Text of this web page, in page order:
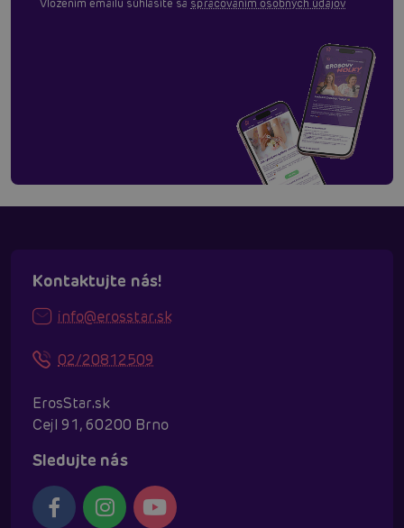
Vložením emailu súhlasíte sa spracovaním osobných údajov
Kontaktujte nás!
info@erosstar.sk
02/20812509
ErosStar.sk
Cejl 91, 60200 Brno
Sledujte nás